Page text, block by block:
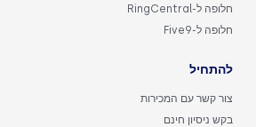
חלופה ל-RingCentral
חלופה ל-Five9
להתחיל
צור קשר עם המכירות
בקש ניסיון חינם